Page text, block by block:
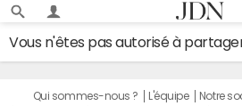
Vous n'êtes pas autorisé à
Qui sommes-nous ? L'équipe Notre